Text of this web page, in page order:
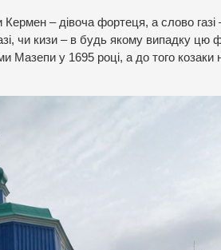
Кермен – дівоча фортеця, а слово газі
чи кизи – в будь якому випадку цю
Мазепи у 1695 році, а до того козаки